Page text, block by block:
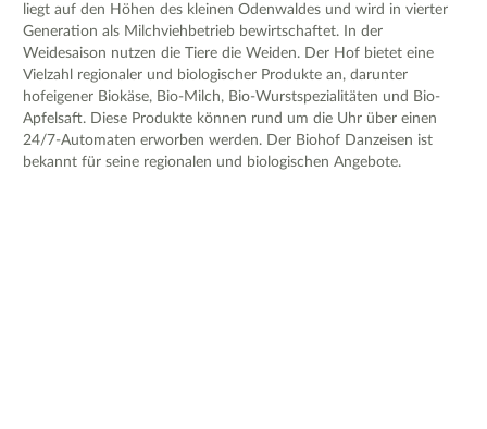
liegt auf den Höhen des kleinen Odenwaldes und wird in vierter
Generation als Milchviehbetrieb bewirtschaftet. In der
Weidesaison nutzen die Tiere die Weiden. Der Hof bietet eine
Vielzahl regionaler und biologischer Produkte an, darunter
hofeigener Biokäse, Bio-Milch, Bio-Wurstspezialitäten und Bio-
Apfelsaft. Diese Produkte können rund um die Uhr über einen
24/7-Automaten erworben werden. Der Biohof Danzeisen ist
bekannt für seine regionalen und biologischen Angebote.